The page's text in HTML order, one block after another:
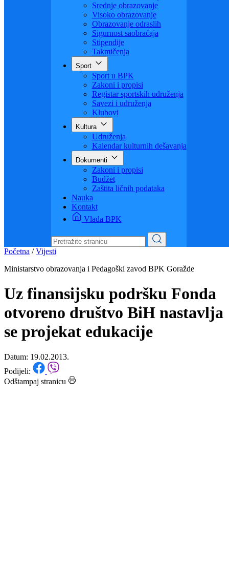
Obrazovanje
Predškolski odgoj
Osnovno obrazovanje
Srednje obrazovanje
Visoko obrazovanje
Obrazovanje odraslih
Sigurnost saobraćaja
Stipendije
Takmičenja
Sport
Sport u BPK
Zakoni i propisi
Registar sportskih udruženja
Savezi i udruženja
Klubovi
Udruženja
Kalendar kulturnih dešavanja
Dokumenti
Zakoni i propisi
Budžet
Zaštita ličnih podataka
Nauka
Kontakt
Vlada BPK
Ministarstvo obrazovanja i Pedagoški zavod BPK Goražde
Uz finansijsku podršku Fonda
otvoreno društvo BiH nastavlja
se projekat edukacije
Datum: 19.02.2013.